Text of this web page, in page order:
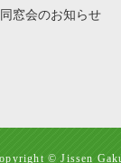
同窓会のお知らせ
© Jissen